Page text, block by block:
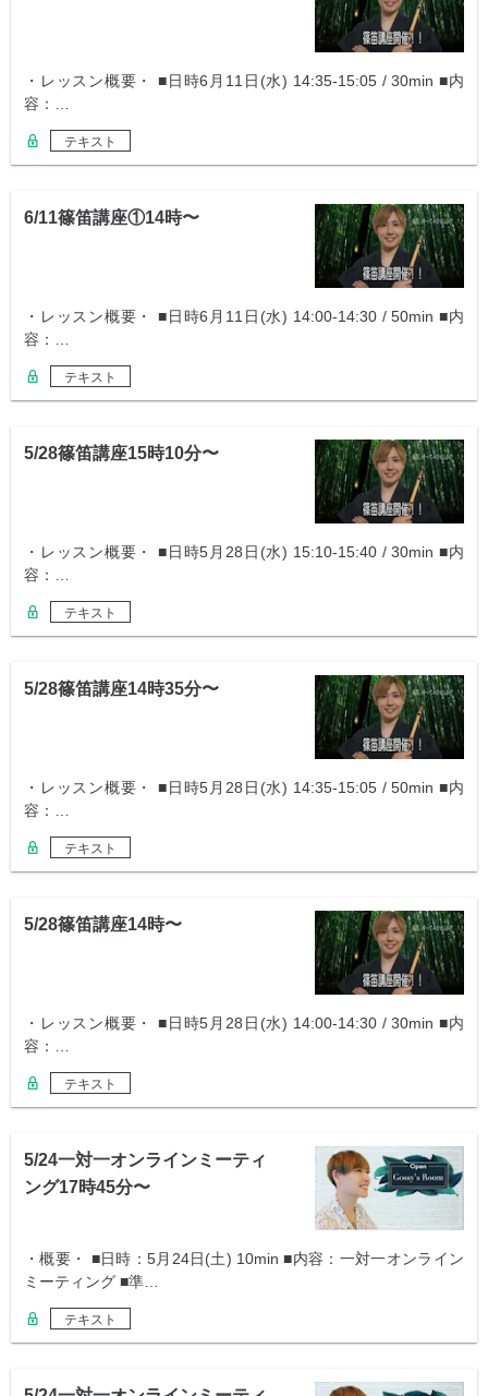
・レッスン概要・ ■日時6月11日(水) 14:35-15:05 / 30min ■内
容：…
テキスト
6/11篠笛講座①14時〜
・レッスン概要・ ■日時6月11日(水) 14:00-14:30 / 50min ■内
容：…
テキスト
5/28篠笛講座15時10分〜
・レッスン概要・ ■日時5月28日(水) 15:10-15:40 / 30min ■内
容：…
テキスト
5/28篠笛講座14時35分〜
・レッスン概要・ ■日時5月28日(水) 14:35-15:05 / 50min ■内
容：…
テキスト
5/28篠笛講座14時〜
・レッスン概要・ ■日時5月28日(水) 14:00-14:30 / 30min ■内
容：…
テキスト
5/24一対一オンラインミーティ
ング17時45分〜
・概要・ ■日時：5月24日(土) 10min ■内容：一対一オンライン
ミーティング ■準…
テキスト